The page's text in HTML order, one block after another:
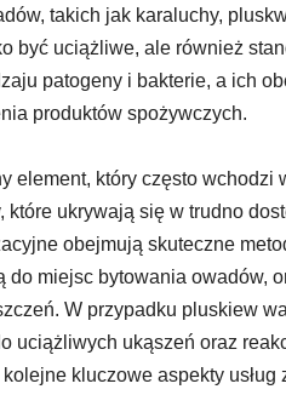
takich jak karaluchy,
być uciążliwe, ale również
patogeny i bakterie, a ich
produktów spożywczych.
element, który często
które ukrywają się w trudno
obejmują skuteczne
do miejsc bytowania owadów,
W przypadku pluskiew
uciążliwych ukąszeń oraz
kluczowe aspekty